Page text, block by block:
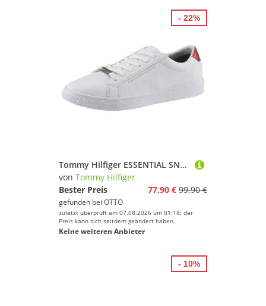
Tommy Hilfiger ESSENTIAL SNEAKER Sneaker, Freizeitschuh, Halbschuh, Schnürer, Kontrastbesatz an der Ferse
von Tommy Hilfiger
Bester Preis
77,90 € 99,90 €
gefunden bei OTTO
zuletzt überprüft am 07.08.2026 um 01:18; der
Preis kann sich seitdem geändert haben.
Keine weiteren Anbieter
- 22%
- 10%